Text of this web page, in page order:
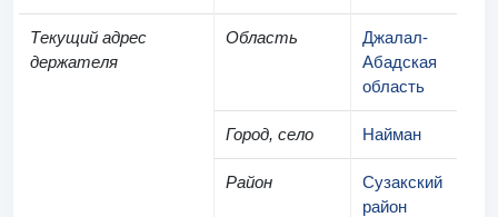
Текущий адрес
держателя
Область
Джалал-
Абадская
область
Город, село Найман
Район
Сузакский
район